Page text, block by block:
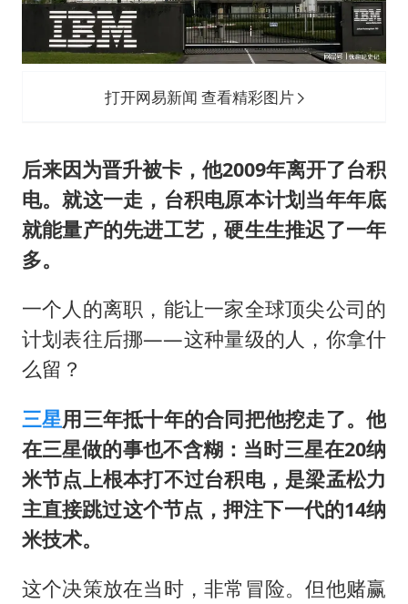
打开网易新闻 查看精彩图片
后来因为晋升被卡，他2009年离开了台积
电。就这一走，台积电原本计划当年年底
就能量产的先进工艺，硬生生推迟了一年
多。
一个人的离职，能让一家全球顶尖公司的
计划表往后挪——这种量级的人，你拿什
么留？
三星用三年抵十年的合同把他挖走了。他
在三星做的事也不含糊：当时三星在20纳
米节点上根本打不过台积电，是梁孟松力
主直接跳过这个节点，押注下一代的14纳
米技术。
这个决策放在当时，非常冒险。但他赌赢